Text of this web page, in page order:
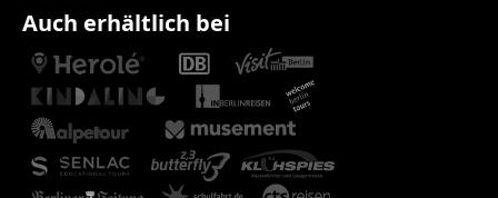
Auch erhältlich bei